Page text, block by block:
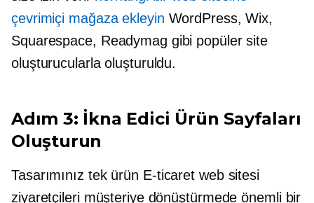
çevrimiçi mağaza ekleyin WordPress, Wix,
Squarespace, Readymag gibi popüler site
oluşturucularla oluşturuldu.
Adım 3: İkna Edici Ürün Sayfaları
Oluşturun
Tasarımınız tek ürün E-ticaret web sitesi
ziyaretçileri müşteriye dönüştürmede önemli bir